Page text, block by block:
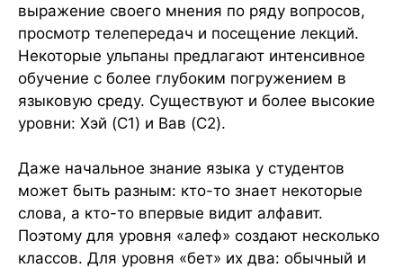
выражение своего мнения по ряду вопросов,
просмотр телепередач и посещение лекций.
Некоторые ульпаны предлагают интенсивное
обучение с более глубоким погружением в
языковую среду. Существуют и более высокие
уровни: Хэй (C1) и Вав (C2).
Даже начальное знание языка у студентов
может быть разным: кто-то знает некоторые
слова, а кто-то впервые видит алфавит.
Поэтому для уровня «алеф» создают несколько
классов. Для уровня «бет» их два: обычный и